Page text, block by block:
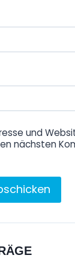
und
nächsten